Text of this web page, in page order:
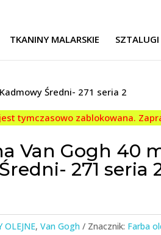
TKANINY MALARSKIE SZTALUGI
Średni- 271 seria 2
tymczasowo zablokowana.
Van Gogh 40
271 seria
OLEJNE,Van Gogh Znacznik: Farba